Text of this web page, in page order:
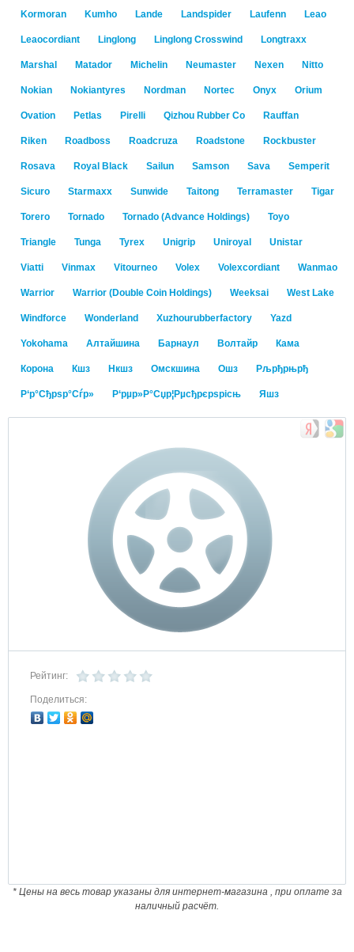
Kormoran Kumho Lande Landspider Laufenn Leao
Leaocordiant Linglong Linglong Crosswind Longtraxx
Marshal Matador Michelin Neumaster Nexen Nitto
Nokian Nokiantyres Nordman Nortec Onyx Orium
Ovation Petlas Pirelli Qizhou Rubber Co Rauffan
Riken Roadboss Roadcruza Roadstone Rockbuster
Rosava Royal Black Sailun Samson Sava Semperit
Sicuro Starmaxx Sunwide Taitong Terramaster Tigar
Torero Tornado Tornado (Advance Holdings) Toyo
Triangle Tunga Tyrex Unigrip Uniroyal Unistar
Viatti Vinmax Vitourneo Volex Volexcordiant Wanmao
Warrior Warrior (Double Coin Holdings) Weeksai West Lake
Windforce Wonderland Xuzhourubberfactory Yazd
Yokohama Алтайшина Барнаул Волтайр Кама
Корона Кшз Нкшз Омскшина Ошз Рљрђрњрђ
Р‘р°Сђрѕр°Сѓр» Р‘рµр»Р°Сџр¦Рµсђрєрѕрісњ Яшз
Рейтинг:
Поделиться:
* Цены на весь товар указаны для интернет-магазина , при оплате за
наличный расчёт.